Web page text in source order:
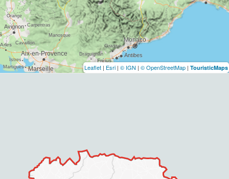
Leaflet | Esri | © IGN | © OpenStreetMap | TouristicMaps